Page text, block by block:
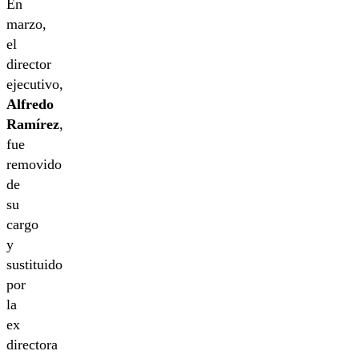
En
marzo,
el
director
ejecutivo,
Alfredo
Ramírez,
fue
removido
de
su
cargo
y
sustituido
por
la
ex
directora